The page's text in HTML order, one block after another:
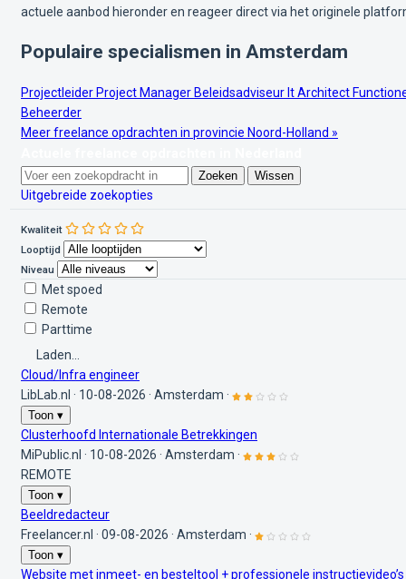
actuele aanbod hieronder en reageer direct via het originele
Populaire specialismen in Amsterdam
Projectleider Project Manager Beleidsadviseur It Architect
Beheerder
Meer freelance opdrachten in provincie Noord-Holland »
Zoeken Wissen
Uitgebreide zoekopties
Kwaliteit
Looptijd
Niveau
Met spoed
Remote
Parttime
Laden...
Cloud/Infra engineer
LibLab.nl · 10-08-2026 · Amsterdam ·
Toon ▾
Clusterhoofd Internationale Betrekkingen
MiPublic.nl · 10-08-2026 · Amsterdam ·
REMOTE
Toon ▾
Beeldredacteur
Freelancer.nl · 09-08-2026 · Amsterdam ·
Toon ▾
Website met inmeet- en besteltool + professionele instructievideo’s